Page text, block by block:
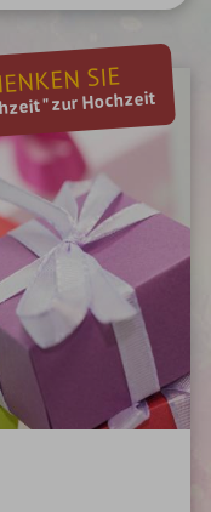
SIE
zur Hochzeit